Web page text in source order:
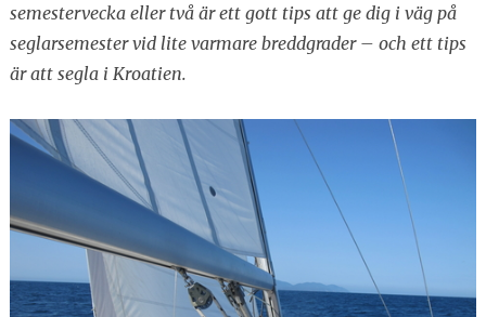
semestervecka eller två är ett gott tips att ge dig i väg på
seglarsemester vid lite varmare breddgrader – och ett tips
är att segla i Kroatien.